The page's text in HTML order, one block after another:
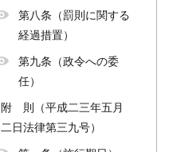
第八条（罰則に関する
経過措置）
第九条（政令への委
任）
附 則（平成二三年五月
二日法律第三九号）